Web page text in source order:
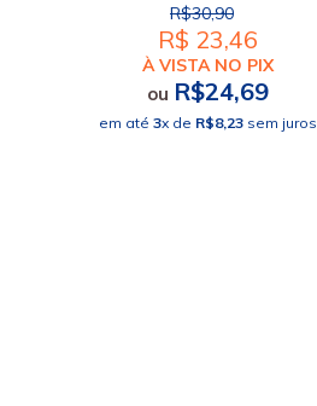
R$30,90
R$ 23,46
À VISTA NO PIX
ou R$24,69
em até 3x de R$8,23 sem juros